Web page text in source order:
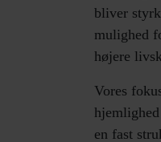
bliver
mulighed
højere
Vores
en fast